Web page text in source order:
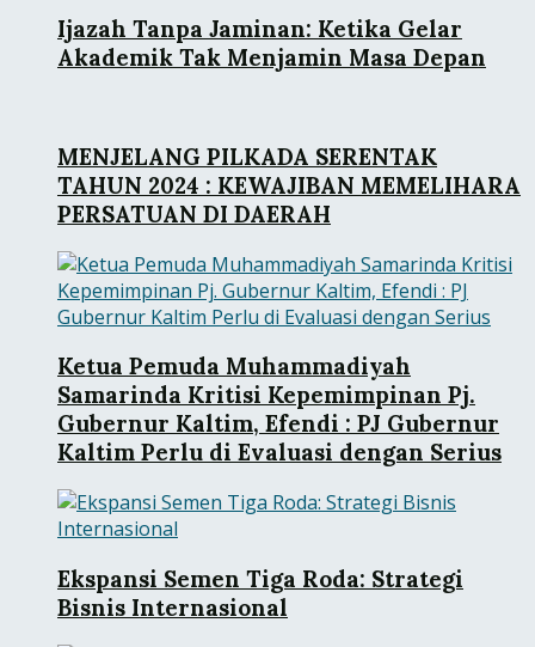
Ijazah Tanpa Jaminan: Ketika Gelar
Akademik Tak Menjamin Masa Depan
MENJELANG PILKADA SERENTAK
TAHUN 2024 : KEWAJIBAN MEMELIHARA
PERSATUAN DI DAERAH
Ketua Pemuda Muhammadiyah
Samarinda Kritisi Kepemimpinan Pj.
Gubernur Kaltim, Efendi : PJ Gubernur
Kaltim Perlu di Evaluasi dengan Serius
Ekspansi Semen Tiga Roda: Strategi
Bisnis Internasional